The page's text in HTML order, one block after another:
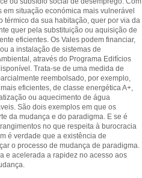
situação económica mais vulnerável
térmico da sua habitação, quer por via da
quer pela substituição ou aquisição de
eficientes. Os Vales podem financiar,
a instalação de sistemas de
através do Programa Edifícios
Trata-se de uma medida de
reembolsado, por exemplo,
eficientes, de classe energética A+,
ou aquecimento de água
São dois exemplos em que os
da mudança e do paradigma. E se é
no que respeita à burocracia
é verdade que a existência de
o processo de mudança de paradigma.
e acelerada a rapidez no acesso aos